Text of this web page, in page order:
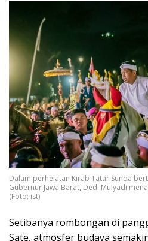
Dalam perhelatan Kirab Tatar Sunda
Gubernur Jawa Barat, Dedi Mulyadi
(Foto: ist)
Setibanya rombongan di
Sate, atmosfer budaya